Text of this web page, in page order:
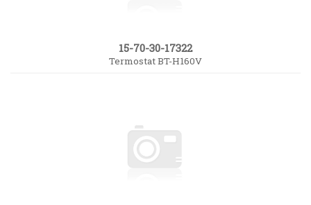
15-70-30-17322
Termostat BT-H160V